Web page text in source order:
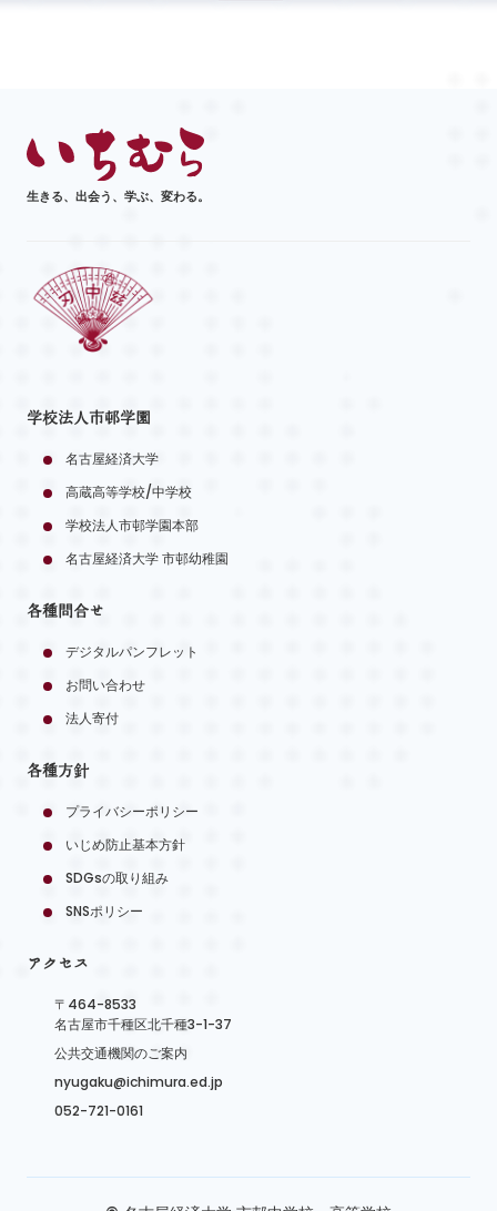
生きる、出会う、学ぶ、変わる。
学校法人市邨学園
名古屋経済大学
高蔵高等学校/中学校
学校法人市邨学園本部
名古屋経済大学 市邨幼稚園
各種問合せ
デジタルパンフレット
お問い合わせ
法人寄付
各種方針
プライバシーポリシー
いじめ防止基本方針
SDGsの取り組み
SNSポリシー
アクセス
〒464-8533
名古屋市千種区北千種3-1-37
公共交通機関のご案内
nyugaku@ichimura.ed.jp
052-721-0161